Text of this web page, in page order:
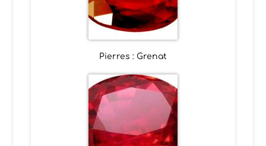
Pierres : Grenat